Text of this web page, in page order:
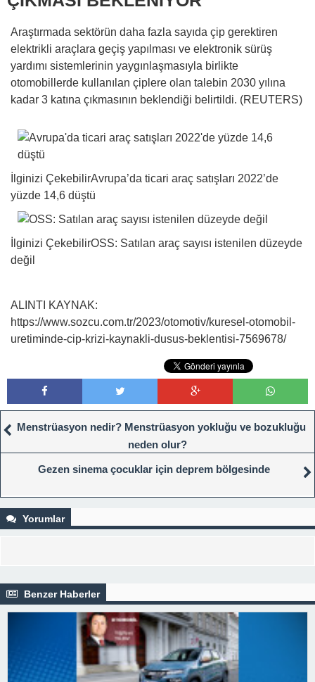
Araştırmada sektörün daha fazla sayıda çip gerektiren
elektrikli araçlara geçiş yapılması ve elektronik sürüş
yardımı sistemlerinin yaygınlaşmasıyla birlikte
otomobillerde kullanılan çiplere olan talebin 2030 yılına
kadar 3 katına çıkmasının beklendiği belirtildi. (REUTERS)
İlginizi ÇekebilirAvrupa’da ticari araç satışları 2022’de
yüzde 14,6 düştü
İlginizi ÇekebilirOSS: Satılan araç sayısı istenilen düzeyde
değil
ALINTI KAYNAK:
https://www.sozcu.com.tr/2023/otomotiv/kuresel-otomobil-
uretiminde-cip-krizi-kaynakli-dusus-beklentisi-7569678/
Menstrüasyon nedir? Menstrüasyon yokluğu ve bozukluğu
neden olur?
Gezen sinema çocuklar için deprem bölgesinde
Yorumlar
Benzer Haberler